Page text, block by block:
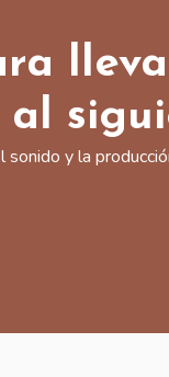
al
sonido y la